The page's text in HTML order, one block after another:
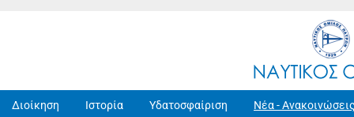
Διοίκηση Ιστορία Υδατοσφαίριση Νέα -